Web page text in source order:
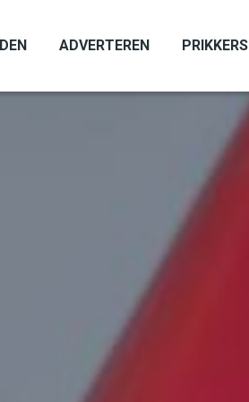
ADVERTEREN PRIKKERS